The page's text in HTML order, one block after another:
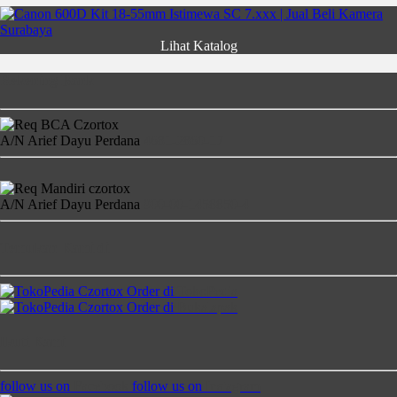
Lihat Katalog
A/N Arief Dayu Perdana
A/N Arief Dayu Perdana
Order di
Order di
follow us on follow us on